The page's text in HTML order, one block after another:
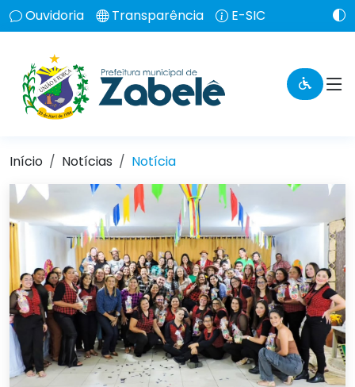
Ouvidoria Transparência E-SIC
Início Notícias Notícia